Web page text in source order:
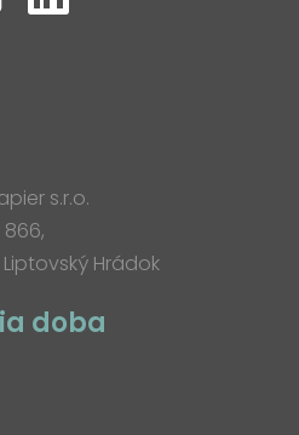
s.r.o.
Liptovský Hrádok
doba